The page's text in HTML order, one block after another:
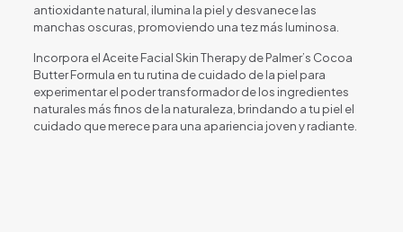
antioxidante natural, ilumina la piel y desvanece las
manchas oscuras, promoviendo una tez más luminosa.
Incorpora el Aceite Facial Skin Therapy de Palmer’s Cocoa
Butter Formula en tu rutina de cuidado de la piel para
experimentar el poder transformador de los ingredientes
naturales más finos de la naturaleza, brindando a tu piel el
cuidado que merece para una apariencia joven y radiante.